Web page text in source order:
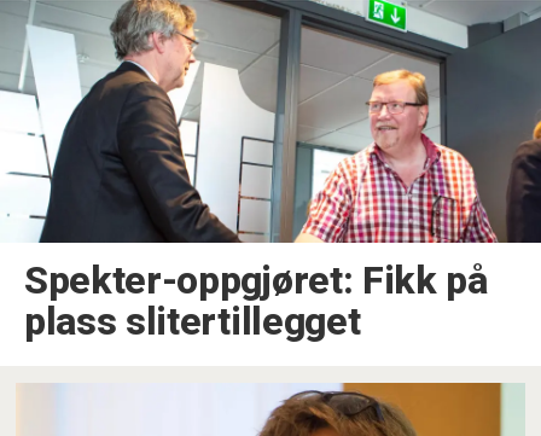
Spekter-oppgjøret: Fikk på
plass slitertillegget